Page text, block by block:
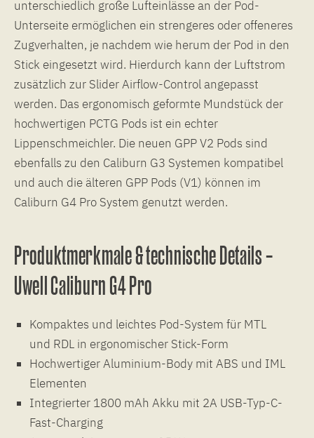
unterschiedlich große Lufteinlässe an der Pod-
Unterseite ermöglichen ein strengeres oder offeneres
Zugverhalten, je nachdem wie herum der Pod in den
Stick eingesetzt wird. Hierdurch kann der Luftstrom
zusätzlich zur Slider Airflow-Control angepasst
werden. Das ergonomisch geformte Mundstück der
hochwertigen PCTG Pods ist ein echter
Lippenschmeichler. Die neuen GPP V2 Pods sind
ebenfalls zu den Caliburn G3 Systemen kompatibel
und auch die älteren GPP Pods (V1) können im
Caliburn G4 Pro System genutzt werden.
Produktmerkmale & technische Details –
Uwell Caliburn G4 Pro
Kompaktes und leichtes Pod-System für MTL
und RDL in ergonomischer Stick-Form
Hochwertiger Aluminium-Body mit ABS und IML
Elementen
Integrierter 1800 mAh Akku mit 2A USB-Typ-C-
Fast-Charging